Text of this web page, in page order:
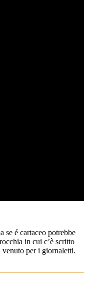
é cartaceo potrebbe
in cui c’è scritto
venuto per i giornaletti.